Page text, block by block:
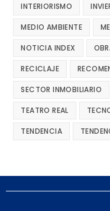
INTERIORISMO
MEDIO AMBIENTE
NOTICIA INDEX
RECICLAJE
SECTOR INMOBILIARIO
TEATRO REAL
TENDENCIA